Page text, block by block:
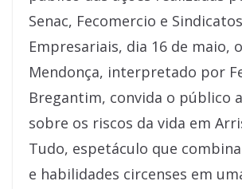
Senac, Fecomercio e Sindicatos
Empresariais, dia 16 de maio,
Mendonça, interpretado por
Bregantim, convida o público
sobre os riscos da vida em
Tudo, espetáculo que
e habilidades circenses em